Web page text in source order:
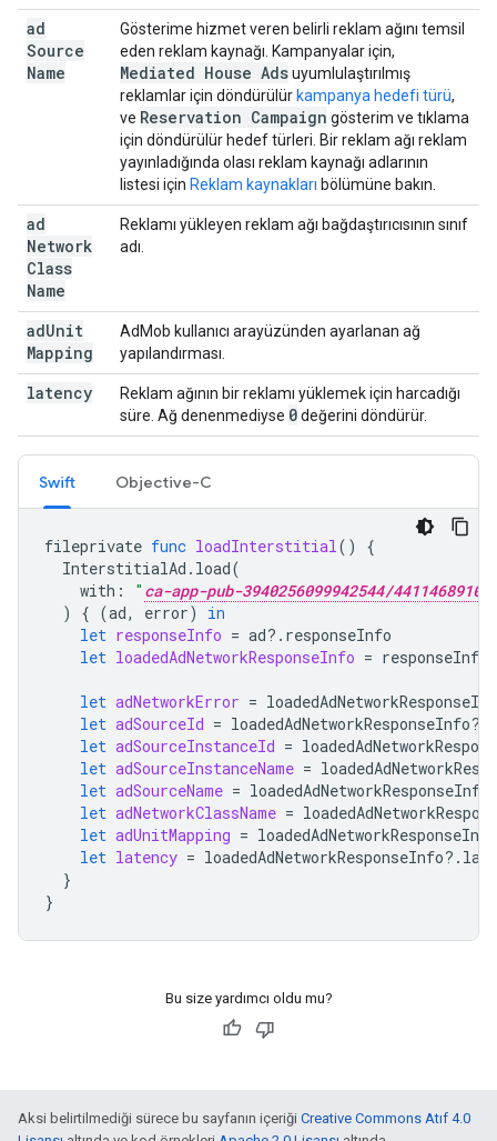
ad
Source
Name
Gösterime hizmet veren belirli reklam ağını temsil
eden reklam kaynağı. Kampanyalar için,
Mediated House Adsuyumlulaştırılmış
reklamlar için döndürülür kampanya hedefi türü,
ve Reservation Campaign gösterim ve tıklama
için döndürülür hedef türleri. Bir reklam ağı reklam
yayınladığında olası reklam kaynağı adlarının
listesi için Reklam kaynakları bölümüne bakın.
ad
Network
Class
Name
Reklamı yükleyen reklam ağı bağdaştırıcısının sınıf
adı.
adUnit
Mapping
AdMob kullanıcı arayüzünden ayarlanan ağ
yapılandırması.
latency
Reklam ağının bir reklamı yüklemek için harcadığı
süre. Ağ denenmediyse 0değerini döndürür.
Swift Objective-C
fileprivate func loadInterstitial()
{
InterstitialAd . load(
with : " ca-app-pub-3940256099942544/4411468910
)
{ (ad, error)
in
let responseInfo = ad?. responseInfo
let loadedAdNetworkResponseInfo = responseInfo
let adNetworkError =
let adSourceId = loadedAdNetworkResponseInfo?.
let adSourceInstanceId =
let adSourceInstanceName =
let adSourceName = loadedAdNetworkResponseInfo
let adNetworkClassName =
let adUnitMapping = loadedAdNetworkResponseInfo
let latency = loadedAdNetworkResponseInfo?.
}
}
Bu size yardımcı oldu mu?
Aksi belirtilmediği sürece bu sayfanın içeriği Creative Commons Atıf 4.0